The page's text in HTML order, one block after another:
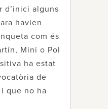
d’inici alguns
havien
com és
Mini o Pol
ha estat
de
que no ha